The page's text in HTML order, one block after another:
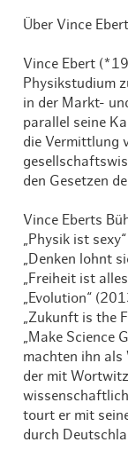
Über Vince Ebert
Vince Ebert
Physikstudium
in der Markt-
parallel seine
die Vermittlung
den Gesetzen
Vince Eberts
„Physik ist
„Denken lohnt
„Freiheit ist
„Evolution“
„Zukunft is the
„Make Science
machten ihn
der mit
tourt er mit
durch